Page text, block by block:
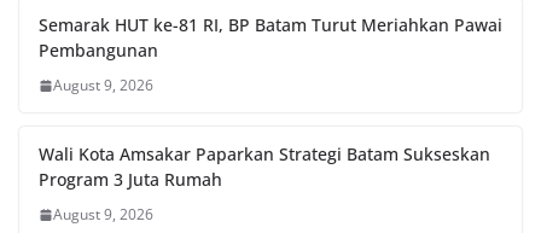
Semarak HUT ke-81 RI, BP Batam Turut Meriahkan Pawai
Pembangunan
August 9, 2026
Wali Kota Amsakar Paparkan Strategi Batam Sukseskan
Program 3 Juta Rumah
August 9, 2026